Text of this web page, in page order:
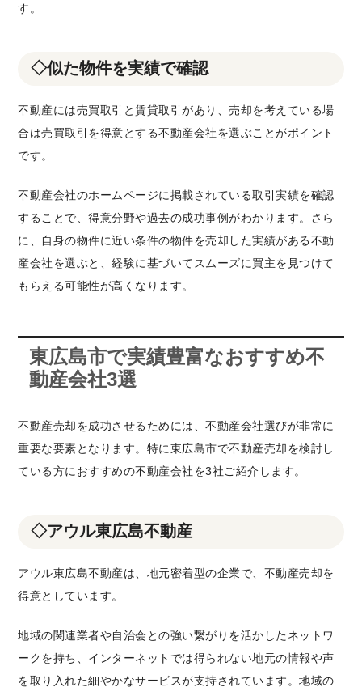
す。
◇似た物件を実績で確認
不動産には売買取引と賃貸取引があり、売却を考えている場
合は売買取引を得意とする不動産会社を選ぶことがポイント
です。
不動産会社のホームページに掲載されている取引実績を確認
することで、得意分野や過去の成功事例がわかります。さら
に、自身の物件に近い条件の物件を売却した実績がある不動
産会社を選ぶと、経験に基づいてスムーズに買主を見つけて
もらえる可能性が高くなります。
東広島市で実績豊富なおすすめ不
動産会社3選
不動産売却を成功させるためには、不動産会社選びが非常に
重要な要素となります。特に東広島市で不動産売却を検討し
ている方におすすめの不動産会社を3社ご紹介します。
◇アウル東広島不動産
アウル東広島不動産は、地元密着型の企業で、不動産売却を
得意としています。
地域の関連業者や自治会との強い繋がりを活かしたネットワ
ークを持ち、インターネットでは得られない地元の情報や声
を取り入れた細やかなサービスが支持されています。地域の